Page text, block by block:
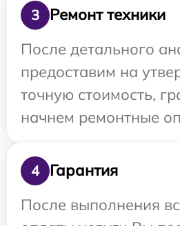
3
Ремонт техники
После детального
предоставим на
точную стоимость,
начнем ремонтные
4
Гарантия
После выполнения